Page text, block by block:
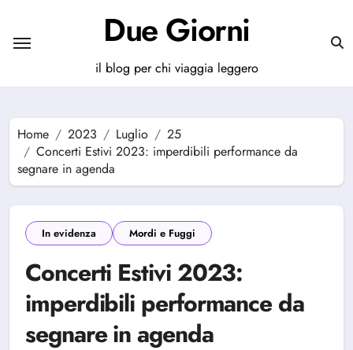
contenuto
Due Giorni
il blog per chi viaggia leggero
Home 2023 Luglio
25
Concerti Estivi 2023: imperdibili performance da
segnare in agenda
In evidenza Mordi e Fuggi
Concerti Estivi 2023:
imperdibili performance da
segnare in agenda